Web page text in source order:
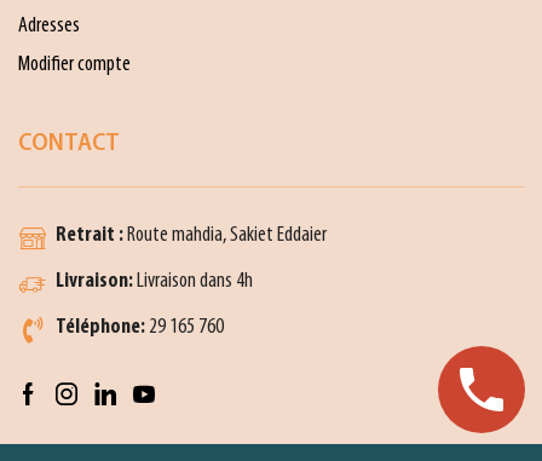
Adresses
Modifier compte
CONTACT
Retrait :Route mahdia, Sakiet Eddaier
Livraison:Livraison dans 4h
Téléphone: 29 165 760